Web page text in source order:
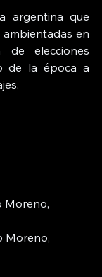
argentina que
en
de elecciones
de la época a
Moreno,
Moreno,